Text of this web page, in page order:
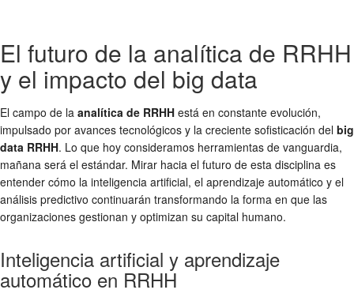
El futuro de la analítica de RRHH
y el impacto del big data
El campo de la analítica de RRHH está en constante evolución,
impulsado por avances tecnológicos y la creciente sofisticación del big
data RRHH. Lo que hoy consideramos herramientas de vanguardia,
mañana será el estándar. Mirar hacia el futuro de esta disciplina es
entender cómo la inteligencia artificial, el aprendizaje automático y el
análisis predictivo continuarán transformando la forma en que las
organizaciones gestionan y optimizan su capital humano.
Inteligencia artificial y aprendizaje
automático en RRHH